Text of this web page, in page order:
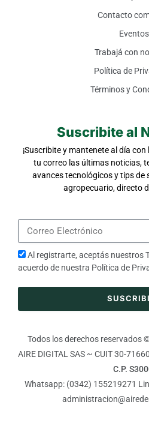
Contacto
Eventos
Trabajá con
Política de
Términos y
Suscribite al
¡Suscribite y mantenete al día
tu correo las últimas noticias,
avances tecnológicos y tips de
agropecuario, directo
Al registrarte, aceptás nuestros
acuerdo de nuestra Política de
Todos los derechos reservados
AIRE DIGITAL SAS ~ CUIT 30-
C.P.
Whatsapp: (0342) 155219271